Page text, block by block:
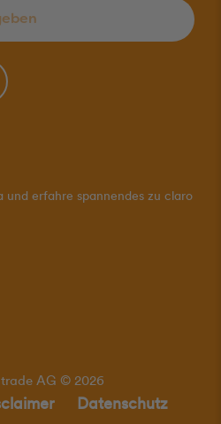
und erfahre spannendes zu claro
AG © 2026
Datenschutz